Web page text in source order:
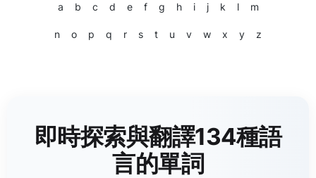
a b c d e f g h i j k l m
n o p q r s t u v w x y z
即時探索與翻譯134種語
言的單詞